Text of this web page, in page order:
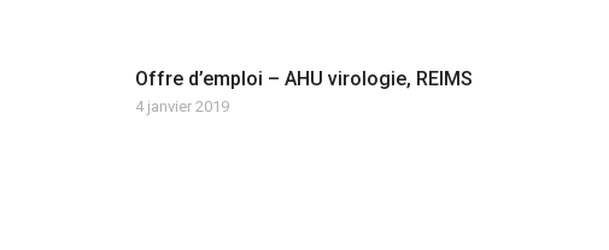
Offre d’emploi – AHU virologie, REIMS
4 janvier 2019